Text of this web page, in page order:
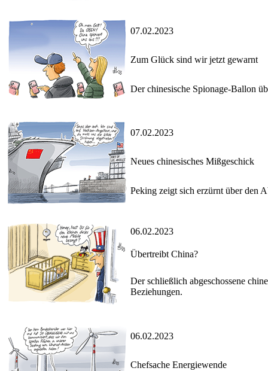
07.02.2023
Zum Glück sind wir jetzt gewarnt
Der chinesische Spionage-Ballon
07.02.2023
Neues chinesisches Mißgeschick
Peking zeigt sich erzürnt über den
06.02.2023
Übertreibt China?
Der schließlich abgeschossene
Beziehungen.
06.02.2023
Chefsache Energiewende